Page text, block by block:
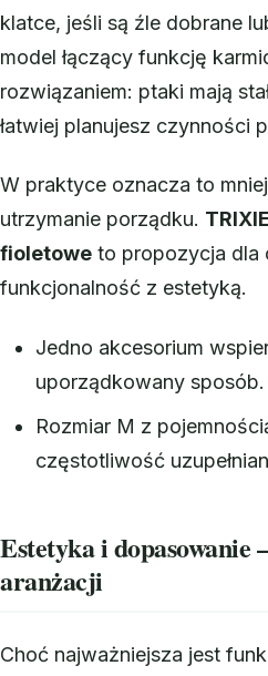
klatce, jeśli są źle dobrane
model łączący funkcję
rozwiązaniem: ptaki mają
łatwiej planujesz czynności
W praktyce oznacza to
utrzymanie porządku.
fioletowe to propozycja dla
funkcjonalność z estetyką.
Jedno akcesorium
uporządkowany sposób.
Rozmiar M z
częstotliwość
Estetyka i dopasowanie
aranżacji
Choć najważniejsza jest